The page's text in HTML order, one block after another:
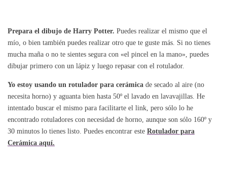
Prepara el dibujo de Harry Potter. Puedes realizar el mismo que el
mío, o bien también puedes realizar otro que te guste más. Si no tienes
mucha maña o no te sientes segura con «el pincel en la mano», puedes
dibujar primero con un lápiz y luego repasar con el rotulador.
Yo estoy usando un rotulador para cerámica de secado al aire (no
necesita horno) y aguanta bien hasta 50º el lavado en lavavajillas. He
intentado buscar el mismo para facilitarte el link, pero sólo lo he
encontrado rotuladores con necesidad de horno, aunque son sólo 160º y
30 minutos lo tienes listo. Puedes encontrar este Rotulador para
Cerámica aquí.